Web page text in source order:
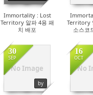
Immortality : Lost
Territory 알파 4용 패
치 배포
Territory
소스코
No Image
30
SEP
by
24205 No
16
OCT